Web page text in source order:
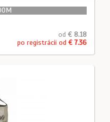
od € 8.18
po registrácii od € 7.36